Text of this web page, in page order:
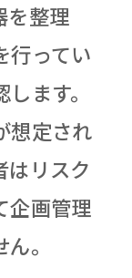
を整理
行ってい
ます。
想定され
はリスク
企画管理
。